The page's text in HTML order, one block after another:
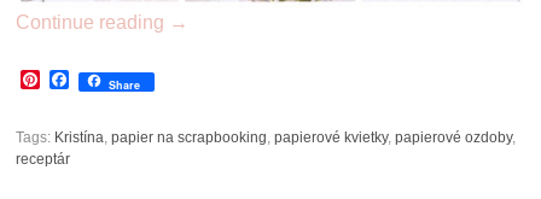
Continue reading →
Pinterest
Facebook
Share
Tags: Kristína,papier na scrapbooking,papierové kvietky,papierové ozdoby,
receptár